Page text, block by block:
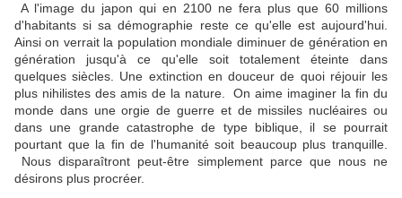
A l'image du japon qui en 2100 ne fera plus que 60 millions
d'habitants si sa démographie reste ce qu'elle est aujourd'hui.
Ainsi on verrait la population mondiale diminuer de génération en
génération jusqu'à ce qu'elle soit totalement éteinte dans
quelques siècles. Une extinction en douceur de quoi réjouir les
plus nihilistes des amis de la nature. On aime imaginer la fin du
monde dans une orgie de guerre et de missiles nucléaires ou
dans une grande catastrophe de type biblique, il se pourrait
pourtant que la fin de l'humanité soit beaucoup plus tranquille.
Nous disparaîtront peut-être simplement parce que nous ne
désirons plus procréer.